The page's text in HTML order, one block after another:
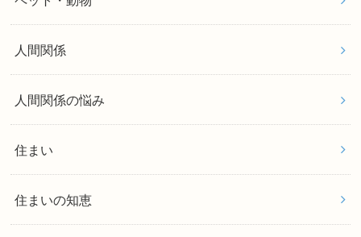
人間関係
人間関係の悩み
住まい
住まいの知恵